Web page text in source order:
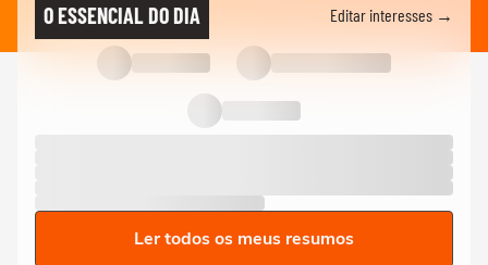
O ESSENCIAL DO DIA Editar interesses →
Ler todos os meus resumos